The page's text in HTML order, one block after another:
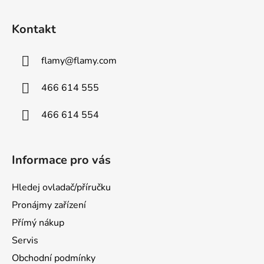
Kontakt
flamy@flamy.com
466 614 555
466 614 554
Informace pro vás
Hledej ovladač/příručku
Pronájmy zařízení
Přímý nákup
Servis
Obchodní podmínky